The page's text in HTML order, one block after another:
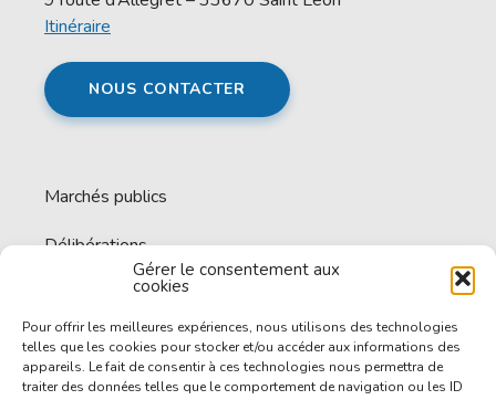
Gérer le consentement aux
cookies
Pour offrir les meilleures expériences, nous utilisons des technologies
telles que les cookies pour stocker et/ou accéder aux informations des
appareils. Le fait de consentir à ces technologies nous permettra de
traiter des données telles que le comportement de navigation ou les ID
Itinéraire
NOUS CONTACTER
Marchés publics
Délibérations
Espace documentaire
Offres d’emploi